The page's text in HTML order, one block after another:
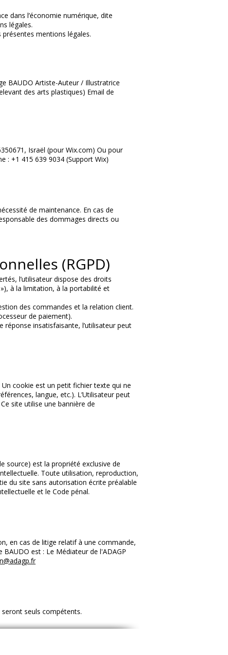
dans l’économie numérique, dite
légales.
mentions légales.
BAUDO Artiste-Auteur / Illustratrice
des arts plastiques) Email de
Israël (pour Wix.com) Ou pour
: +1 415 639 9034 (Support Wix)
de maintenance. En cas de
des dommages directs ou
(RGPD)
l’utilisateur dispose des droits
à la limitation, à la portabilité et
des commandes et la relation client.
de paiement).
réponse insatisfaisante, l’utilisateur peut
cookie est un petit fichier texte qui ne
langue, etc.). L’Utilisateur peut
site utilise une bannière de
source) est la propriété exclusive de
Toute utilisation, reproduction,
du site sans autorisation écrite préalable
et le Code pénal.
en cas de litige relatif à une commande,
est : Le Médiateur de l'ADAGP
seuls compétents.